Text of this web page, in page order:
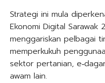
Strategi ini mula
Ekonomi Digital Sarawak
menggariskan pelbagai
memperkukuh
sektor pertanian,
awam lain.